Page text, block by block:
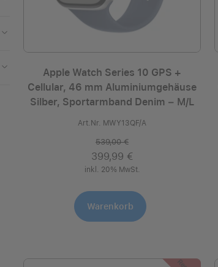
Apple Watch Series 10 GPS +
Cellular, 46 mm Aluminiumgehäuse
Silber, Sportarmband Denim ­− M/L
Art.Nr. MWY13QF/A
539,00 €
399,99 €
inkl. 20% MwSt.
Warenkorb